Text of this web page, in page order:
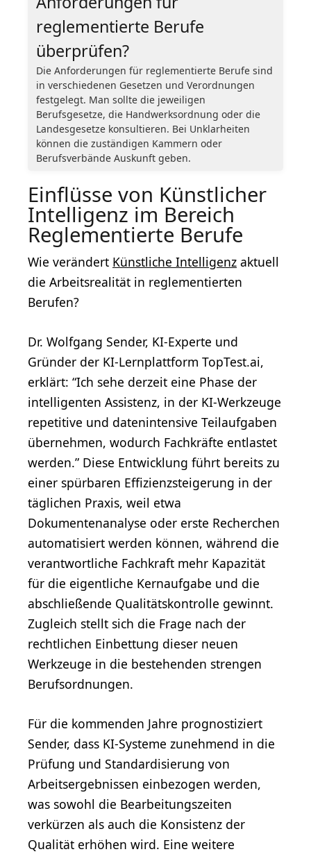
reglementierte Berufe
überprüfen?
Die Anforderungen für reglementierte Berufe sind
in verschiedenen Gesetzen und Verordnungen
festgelegt. Man sollte die jeweiligen
Berufsgesetze, die Handwerksordnung oder die
Landesgesetze konsultieren. Bei Unklarheiten
können die zuständigen Kammern oder
Berufsverbände Auskunft geben.
Einflüsse von Künstlicher
Intelligenz im Bereich
Reglementierte Berufe
Wie verändert Künstliche Intelligenz aktuell
die Arbeitsrealität in reglementierten
Berufen?
Dr. Wolfgang Sender, KI-Experte und
Gründer der KI-Lernplattform TopTest.ai,
erklärt: “Ich sehe derzeit eine Phase der
intelligenten Assistenz, in der KI-Werkzeuge
repetitive und datenintensive Teilaufgaben
übernehmen, wodurch Fachkräfte entlastet
werden.” Diese Entwicklung führt bereits zu
einer spürbaren Effizienzsteigerung in der
täglichen Praxis, weil etwa
Dokumentenanalyse oder erste Recherchen
automatisiert werden können, während die
verantwortliche Fachkraft mehr Kapazität
für die eigentliche Kernaufgabe und die
abschließende Qualitätskontrolle gewinnt.
Zugleich stellt sich die Frage nach der
rechtlichen Einbettung dieser neuen
Werkzeuge in die bestehenden strengen
Berufsordnungen.
Für die kommenden Jahre prognostiziert
Sender, dass KI-Systeme zunehmend in die
Prüfung und Standardisierung von
Arbeitsergebnissen einbezogen werden,
was sowohl die Bearbeitungszeiten
verkürzen als auch die Konsistenz der
Qualität erhöhen wird. Eine weitere